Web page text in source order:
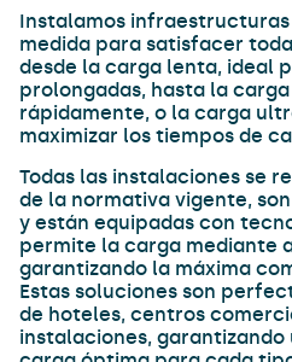
Instalamos infraestructuras
medida para satisfacer
desde la carga lenta, ideal
prolongadas, hasta la
rápidamente, o la carga
maximizar los tiempos de
Todas las instalaciones se
de la normativa vigente,
y están equipadas con
permite la carga mediante
garantizando la máxima
Estas soluciones son
de hoteles, centros
instalaciones, garantizando